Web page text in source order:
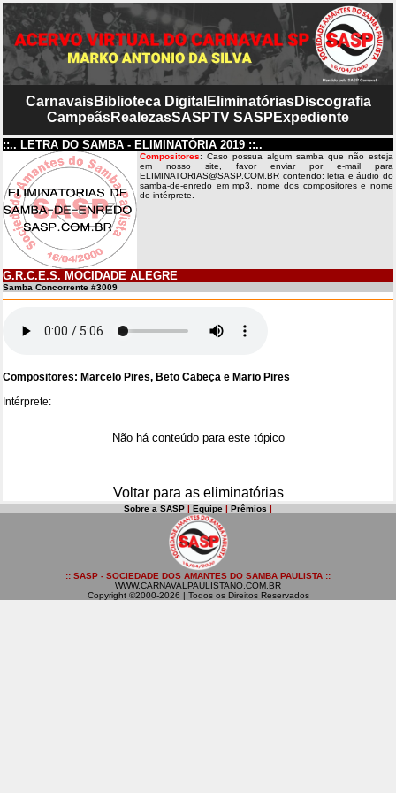
CarnavaisBiblioteca Digital EliminatóriasDiscografia
CampeãsRealezasSASPTV SASP Expediente
::.. LETRA DO SAMBA - ELIMINATÓRIA 2019 ::..
Compositores: Caso possua algum samba que não esteja
em nosso site, favor enviar por e-mail para
ELIMINATORIAS@SASP.COM.BR contendo: letra e áudio do
samba-de-enredo em mp3, nome dos compositores e nome
do intérprete.
G.R.C.E.S. MOCIDADE ALEGRE
Samba Concorrente #3009
Compositores: Marcelo Pires, Beto Cabeça e Mario Pires
Intérprete:
Não há conteúdo para este tópico
Voltar para as eliminatórias
Sobre a SASP | Equipe | Prêmios |
:: SASP - SOCIEDADE DOS AMANTES DO SAMBA PAULISTA ::
WWW.CARNAVALPAULISTANO.COM.BR
Copyright ©2000-2026 | Todos os Direitos Reservados